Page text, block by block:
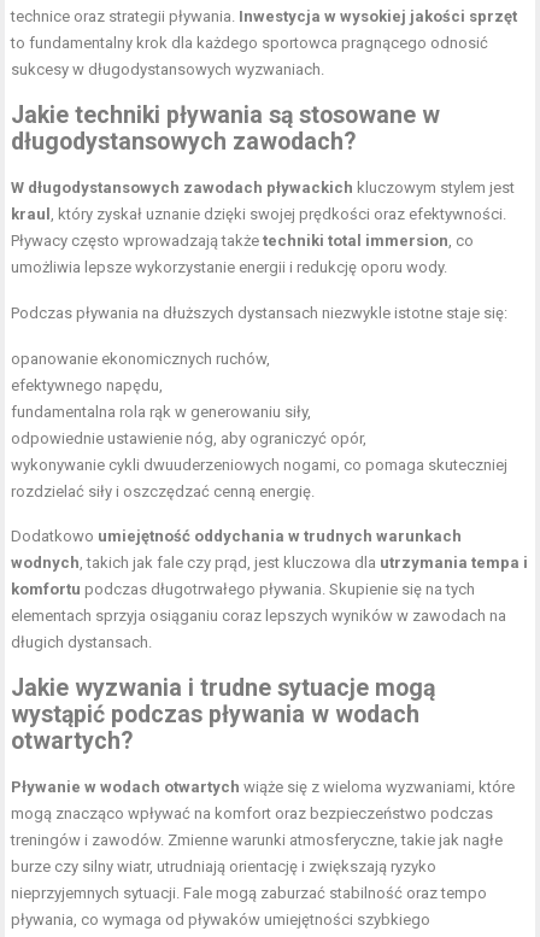
technice oraz strategii pływania. Inwestycja w wysokiej jakości sprzęt
to fundamentalny krok dla każdego sportowca pragnącego odnosić
sukcesy w długodystansowych wyzwaniach.
Jakie techniki pływania są stosowane w
długodystansowych zawodach?
W długodystansowych zawodach pływackich kluczowym stylem jest
kraul , który zyskał uznanie dzięki swojej prędkości oraz efektywności.
Pływacy często wprowadzają takżetechniki total immersion , co
umożliwia lepsze wykorzystanie energii i redukcję oporu wody.
Podczas pływania na dłuższych dystansach niezwykle istotne staje się:
opanowanie ekonomicznych ruchów,
efektywnego napędu,
fundamentalna rola rąk w generowaniu siły,
odpowiednie ustawienie nóg, aby ograniczyć opór,
wykonywanie cykli dwuuderzeniowych nogami, co pomaga skuteczniej
rozdzielać siły i oszczędzać cenną energię.
Dodatkowo umiejętność oddychania w trudnych warunkach
wodnych , takich jak fale czy prąd, jest kluczowa dla utrzymania tempa i
komfortu podczas długotrwałego pływania. Skupienie się na tych
elementach sprzyja osiąganiu coraz lepszych wyników w zawodach na
długich dystansach.
Jakie wyzwania i trudne sytuacje mogą
wystąpić podczas pływania w wodach
otwartych?
Pływanie w wodach otwartych wiąże się z wieloma wyzwaniami, które
mogą znacząco wpływać na komfort oraz bezpieczeństwo podczas
treningów i zawodów. Zmienne warunki atmosferyczne, takie jak nagłe
burze czy silny wiatr, utrudniają orientację i zwiększają ryzyko
nieprzyjemnych sytuacji. Fale mogą zaburzać stabilność oraz tempo
pływania, co wymaga od pływaków umiejętności szybkiego